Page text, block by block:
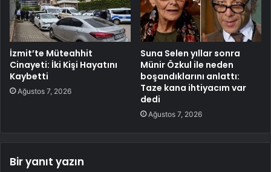
İzmit’te Müteahhit
Cinayeti: İki Kişi Hayatını
Kaybetti
Ağustos 7, 2026
Suna Selen yıllar sonra
Münir Özkul ile neden
boşandıklarını anlattı:
Taze kana ihtiyacım var
dedi
Ağustos 7, 2026
Bir yanıt yazın